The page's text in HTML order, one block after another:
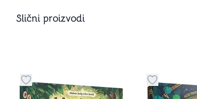
Slični proizvodi
Dugme za dodavanje stvari u kategorijuDugme za